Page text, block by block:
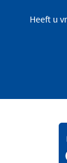
Heeft u